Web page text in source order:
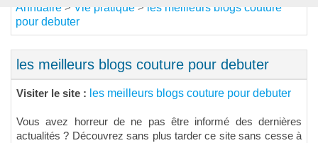
Annuaire > Vie pratique > les meilleurs blogs couture
pour debuter
les meilleurs blogs couture pour debuter
Visiter le site : les meilleurs blogs couture pour debuter
Vous avez horreur de ne pas être informé des dernières
actualités ? Découvrez sans plus tarder ce site sans cesse à